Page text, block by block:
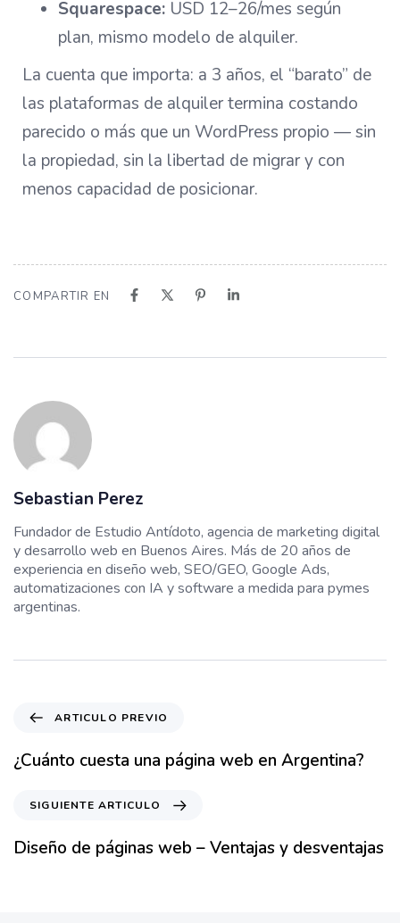
Squarespace: USD 12–26/mes según
plan, mismo modelo de alquiler.
La cuenta que importa: a 3 años, el “barato” de
las plataformas de alquiler termina costando
parecido o más que un WordPress propio — sin
la propiedad, sin la libertad de migrar y con
menos capacidad de posicionar.
COMPARTIR EN
Sebastian Perez
Fundador de Estudio Antídoto, agencia de marketing digital
y desarrollo web en Buenos Aires. Más de 20 años de
experiencia en diseño web, SEO/GEO, Google Ads,
automatizaciones con IA y software a medida para pymes
argentinas.
ARTICULO PREVIO
¿Cuánto cuesta una página web en Argentina?
SIGUIENTE ARTICULO
Diseño de páginas web – Ventajas y desventajas